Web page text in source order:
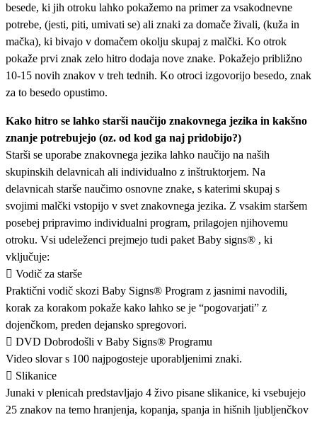
besede, ki jih otroku lahko pokažemo na primer za vsakodnevne
potrebe, (jesti, piti, umivati se) ali znaki za domače živali, (kuža in
mačka), ki bivajo v domačem okolju skupaj z malčki. Ko otrok
pokaže prvi znak zelo hitro dodaja nove znake. Pokažejo približno
10-15 novih znakov v treh tednih. Ko otroci izgovorijo besedo, znak
za to besedo opustimo.
Kako hitro se lahko starši naučijo znakovnega jezika in kakšno
znanje potrebujejo (oz. od kod ga naj pridobijo?)
Starši se uporabe znakovnega jezika lahko naučijo na naših
skupinskih delavnicah ali individualno z inštruktorjem. Na
delavnicah starše naučimo osnovne znake, s katerimi skupaj s
svojimi malčki vstopijo v svet znakovnega jezika. Z vsakim staršem
posebej pripravimo individualni program, prilagojen njihovemu
otroku. Vsi udeleženci prejmejo tudi paket Baby signs® , ki
vključuje:
 Vodič za starše
Praktični vodič skozi Baby Signs® Program z jasnimi navodili,
korak za korakom pokaže kako lahko se je “pogovarjati” z
dojenčkom, preden dejansko spregovori.
 DVD Dobrodošli v Baby Signs® Programu
Video slovar s 100 najpogosteje uporabljenimi znaki.
 Slikanice
Junaki v plenicah predstavljajo 4 živo pisane slikanice, ki vsebujejo
25 znakov na temo hranjenja, kopanja, spanja in hišnih ljubljenčkov